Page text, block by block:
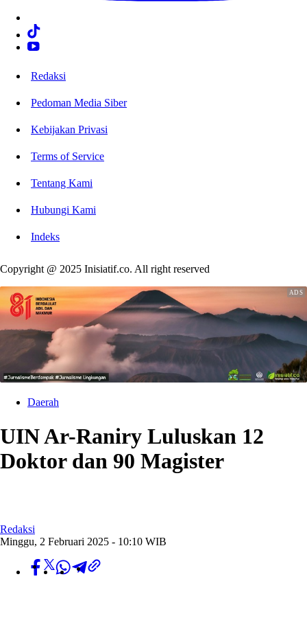
Redaksi
Pedoman Media Siber
Kebijakan Privasi
Terms of Service
Tentang Kami
Hubungi Kami
Indeks
Copyright @ 2025 Inisiatif.co. All right reserved
Daerah
UIN Ar-Raniry Luluskan 12
Doktor dan 90 Magister
Redaksi
Minggu, 2 Februari 2025 - 10:10 WIB